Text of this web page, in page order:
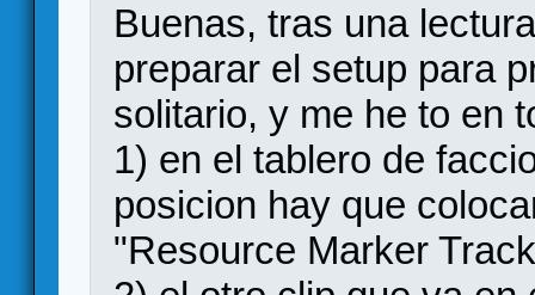
Buenas, tras una
preparar el setup para
solitario, y me he to en
1) en el tablero de
posicion hay que
"Resource Marker